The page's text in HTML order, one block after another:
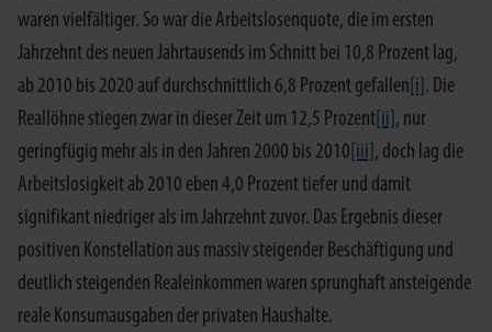
waren vielfältiger. So war die Arbeitslosenquote, die im ersten
Jahrzehnt des neuen Jahrtausends im Schnitt bei 10,8 Prozent lag,
ab 2010 bis 2020 auf durchschnittlich 6,8 Prozent gefallen [i] . Die
Reallöhne stiegen zwar in dieser Zeit um 12,5 Prozent [ii] , nur
geringfügig mehr als in den Jahren 2000 bis 2010 [iii] , doch lag die
Arbeitslosigkeit ab 2010 eben 4,0 Prozent tiefer und damit
signifikant niedriger als im Jahrzehnt zuvor. Das Ergebnis dieser
positiven Konstellation aus massiv steigender Beschäftigung und
deutlich steigenden Realeinkommen waren sprunghaft ansteigende
reale Konsumausgaben der privaten Haushalte.